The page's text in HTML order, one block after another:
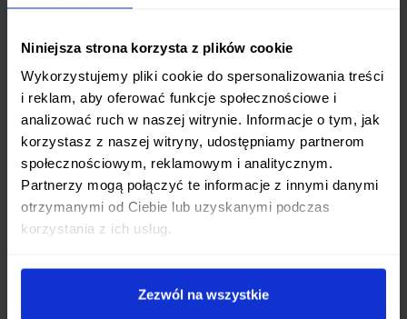
Niniejsza strona korzysta z plików cookie
Wykorzystujemy pliki cookie do spersonalizowania treści
i reklam, aby oferować funkcje społecznościowe i
analizować ruch w naszej witrynie. Informacje o tym, jak
korzystasz z naszej witryny, udostępniamy partnerom
społecznościowym, reklamowym i analitycznym.
Partnerzy mogą połączyć te informacje z innymi danymi
otrzymanymi od Ciebie lub uzyskanymi podczas
korzystania z ich usług.
Zezwól na wszystkie
Generalnymi pracami wymagającymi ostrego i
zwinnego ostrza.
Jego
szerokie, a jednocześnie cienkie ostrze
pozwala na błyskawiczne i czyste cięcia,
minimalizując ryzyko uszkodzenia delikatnych
składników i zapewniając estetyczny wygląd
potraw.
Noże Global słyną z unikatowej,całkowicie